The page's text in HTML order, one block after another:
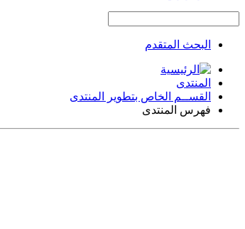
البحث المتقدم
المنتدى
القســم الخاص بتطوير المنتدى
فهرس المنتدى